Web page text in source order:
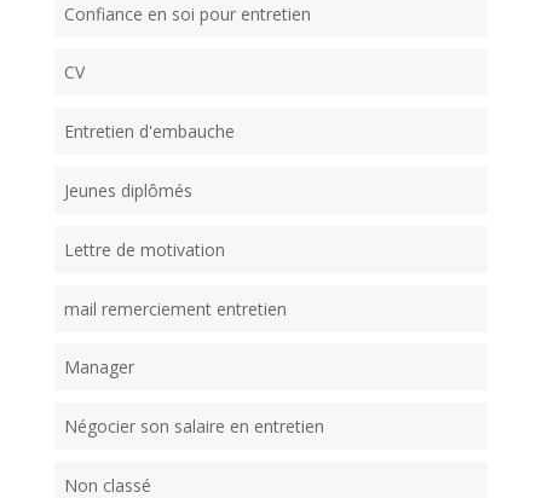
Confiance en soi pour entretien
CV
Entretien d'embauche
Jeunes diplômés
Lettre de motivation
mail remerciement entretien
Manager
Négocier son salaire en entretien
Non classé